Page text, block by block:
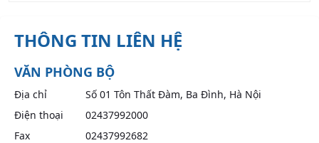
THÔNG TIN LIÊN HỆ
VĂN PHÒNG BỘ
Địa chỉ
Số 01 Tôn Thất Đàm, Ba Đình, Hà Nội
Điện thoại
02437992000
Fax
02437992682